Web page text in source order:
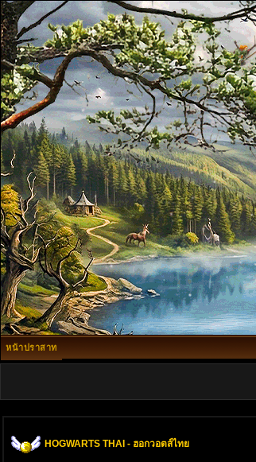
หน้าปราสาท
HOGWARTS THAI - ฮอกวอตส์ไทย